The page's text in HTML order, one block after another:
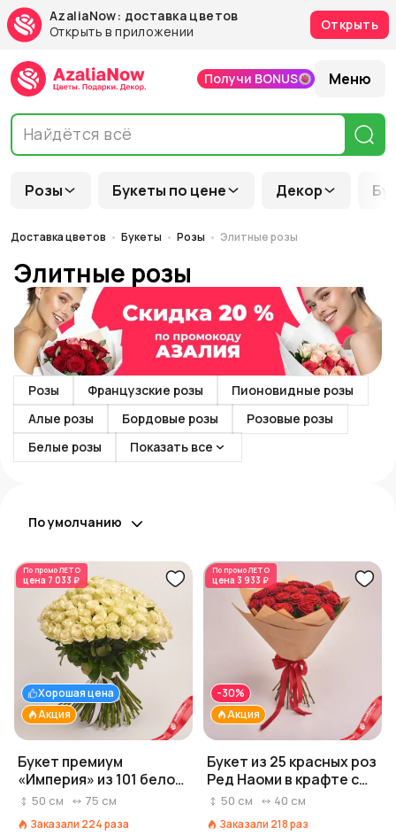
AzaliaNow: доставка цветов
Открыть в приложении
Открыть
Розы Букеты по цене Декор
Получи BONUS Меню
Доставка цветов Букеты Розы Элитные розы
Элитные розы
Розы Французские розы
Пионовидные розы
Алые розы
Бордовые розы
Розовые розы
Белые розы
Показать все
По умолчанию
По промоЛЕТО
цена 7 033 ₽
Акция
Хорошая цена
Букет премиум
«Империя» из 101 белой
розы, Россия, 50 см
50 см 75 см
Заказали 224раза
По промоЛЕТО
цена 3 933 ₽
Акция
-30%
Букет из 25 красных роз
Ред Наоми в крафте с
лентой
50 см 40 см
Заказали 218раз